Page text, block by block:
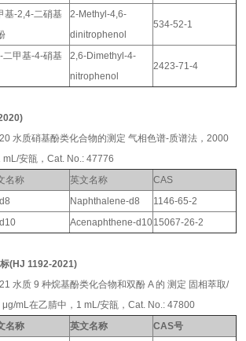
基-2,4-二硝基
2-Methyl-4,6-
dinitrophenol
534-52-1
二甲基-4-硝基
2,6-Dimethyl-4-
nitrophenol
2423-71-4
质硝基酚类化合物的测定 气相色谱-质谱法，2000
安瓿，Cat. No.: 47776
名称 英文名称
CAS
Naphthalene-d8
1146-65-2
Acenaphthene-d1015067-26-2
(HJ 1192-2021)
质 9 种烷基酚类化合物和双酚 A 的 测定 固相萃取/
mL在乙腈中，1 mL/安瓿，Cat. No.: 47800
名称 英文名称
CAS号